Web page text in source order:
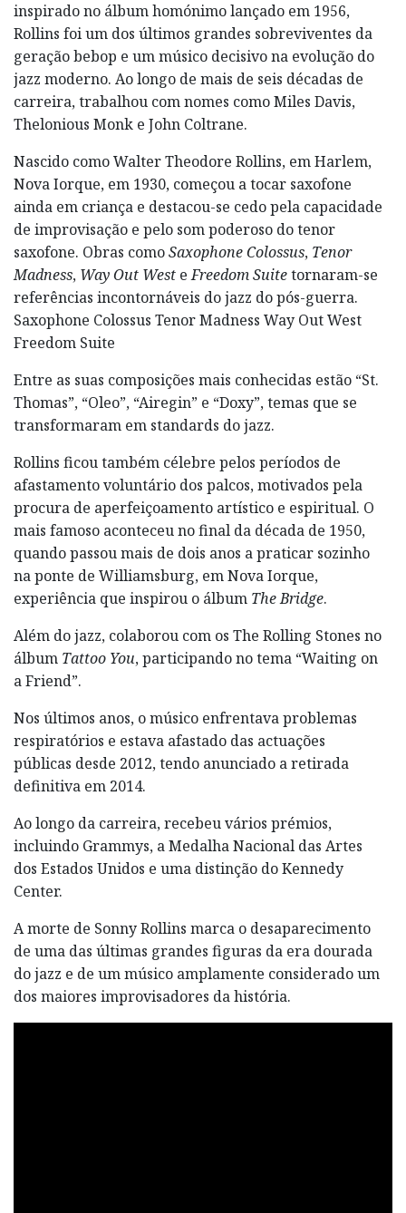
inspirado no álbum homónimo lançado em 1956,
Rollins foi um dos últimos grandes sobreviventes da
geração bebop e um músico decisivo na evolução do
jazz moderno. Ao longo de mais de seis décadas de
carreira, trabalhou com nomes como Miles Davis,
Thelonious Monk e John Coltrane.
Nascido como Walter Theodore Rollins, em Harlem,
Nova Iorque, em 1930, começou a tocar saxofone
ainda em criança e destacou-se cedo pela capacidade
de improvisação e pelo som poderoso do tenor
saxofone. Obras comoSaxophone Colossus, Tenor
Madness, Way Out West eFreedom Suitetornaram-se
referências incontornáveis do jazz do pós-guerra.
Saxophone Colossus Tenor Madness Way Out West
Freedom Suite
Entre as suas composições mais conhecidas estão “St.
Thomas”, “Oleo”, “Airegin” e “Doxy”, temas que se
transformaram em standards do jazz.
Rollins ficou também célebre pelos períodos de
afastamento voluntário dos palcos, motivados pela
procura de aperfeiçoamento artístico e espiritual. O
mais famoso aconteceu no final da década de 1950,
quando passou mais de dois anos a praticar sozinho
na ponte de Williamsburg, em Nova Iorque,
experiência que inspirou o álbum The Bridge.
Além do jazz, colaborou com os The Rolling Stones no
álbum Tattoo You, participando no tema “Waiting on
a Friend”.
Nos últimos anos, o músico enfrentava problemas
respiratórios e estava afastado das actuações
públicas desde 2012, tendo anunciado a retirada
definitiva em 2014.
Ao longo da carreira, recebeu vários prémios,
incluindo Grammys, a Medalha Nacional das Artes
dos Estados Unidos e uma distinção do Kennedy
Center.
A morte de Sonny Rollins marca o desaparecimento
de uma das últimas grandes figuras da era dourada
do jazz e de um músico amplamente considerado um
dos maiores improvisadores da história.